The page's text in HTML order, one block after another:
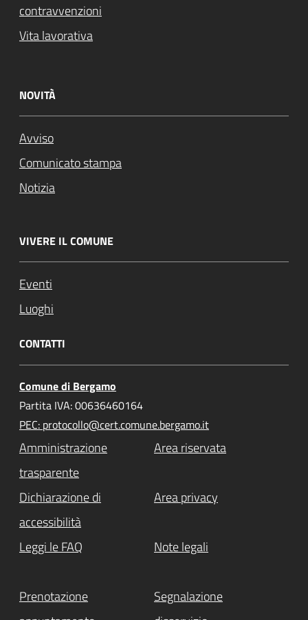
contravvenzioni
Vita lavorativa
NOVITÀ
Avviso
Comunicato stampa
Notizia
VIVERE IL COMUNE
Eventi
Luoghi
CONTATTI
Comune di Bergamo
Partita IVA: 00636460164
PEC: protocollo@cert.comune.bergamo.it
Amministrazione
trasparente
Area riservata
Dichiarazione di
accessibilità
Area privacy
Leggi le FAQ Note legali
Prenotazione
Segnalazione